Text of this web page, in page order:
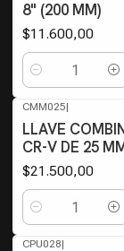
8" (200 MM)
$11.600,00
Cantidad
CMM025|
LLAVE
CR-V DE 25
$21.500,00
Cantidad
CPU028|